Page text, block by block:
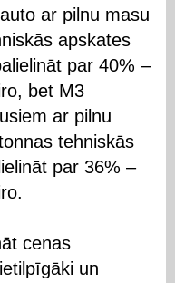
ar pilnu masu
apskates
par 40% –
bet M3
ar pilnu
tehniskās
par 36% –
cenas
un